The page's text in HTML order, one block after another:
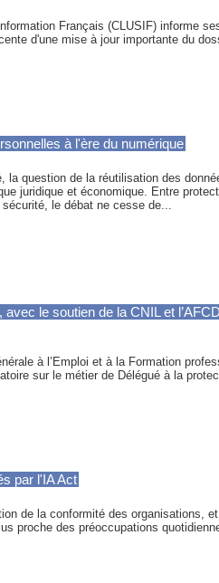
Français (CLUSIF) informe
d'une mise à jour importante du
à l'ère du numérique
la question de la réutilisation des
juridique et économique. Entre
le débat ne cesse de...
le soutien de la CNIL et
à l’Emploi et à la Formation
sur le métier de Délégué à la
par l'IA Act
de la conformité des organisations,
proche des préoccupations